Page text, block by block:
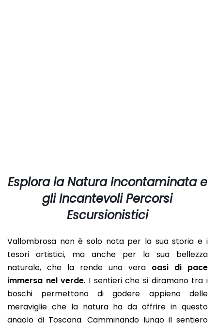
Esplora la Natura Incontaminata e
gli Incantevoli Percorsi
Escursionistici
Vallombrosa non è solo nota per la sua storia e i
tesori artistici, ma anche per la sua bellezza
naturale, che la rende una vera oasi di pace
immersa nel verde. I sentieri che si diramano tra i
boschi permettono di godere appieno delle
meraviglie che la natura ha da offrire in questo
angolo di Toscana. Camminando lungo il sentiero